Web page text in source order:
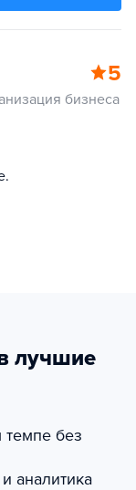
5
бизнеса
лучшие
без
аналитика